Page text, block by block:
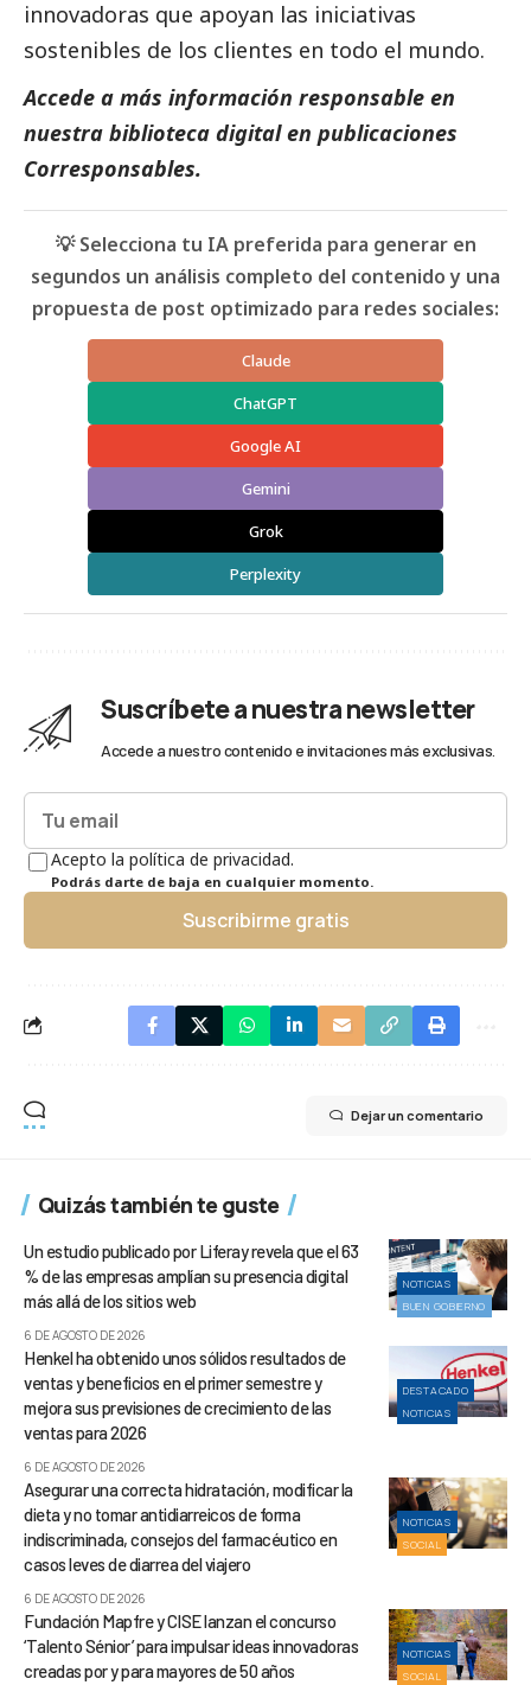
innovadoras que apoyan las iniciativas
sostenibles de los clientes en todo el mundo.
Accede a más información responsable en
nuestra biblioteca digital en publicaciones
Corresponsables.
💡 Selecciona tu IA preferida para generar en
segundos un análisis completo del contenido y una
propuesta de post optimizado para redes sociales:
Claude
ChatGPT
Google AI
Gemini
Grok
Perplexity
Suscríbete a nuestra newsletter
Accede a nuestro contenido e invitaciones más exclusivas.
Acepto la política de privacidad.
Podrás darte de baja en cualquier momento.
Suscribirme gratis
Dejar un comentario
Quizás también te guste
NOTICIAS
BUEN GOBIERNO
Un estudio publicado por Liferay revela que el 63
% de las empresas amplían su presencia digital
más allá de los sitios web
6 DE AGOSTO DE 2026
DESTACADO
NOTICIAS
Henkel ha obtenido unos sólidos resultados de
ventas y beneficios en el primer semestre y
mejora sus previsiones de crecimiento de las
ventas para 2026
6 DE AGOSTO DE 2026
NOTICIAS
SOCIAL
Asegurar una correcta hidratación, modificar la
dieta y no tomar antidiarreicos de forma
indiscriminada, consejos del farmacéutico en
casos leves de diarrea del viajero
6 DE AGOSTO DE 2026
NOTICIAS
SOCIAL
Fundación Mapfre y CISE lanzan el concurso
‘Talento Sénior’ para impulsar ideas innovadoras
creadas por y para mayores de 50 años